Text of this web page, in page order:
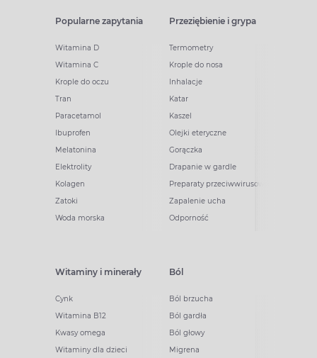
Popularne zapytania
Witamina D
Witamina C
Krople do oczu
Tran
Paracetamol
Ibuprofen
Melatonina
Elektrolity
Kolagen
Zatoki
Woda morska
Przeziębienie i grypa
Termometry
Krople do nosa
Inhalacje
Katar
Kaszel
Olejki eteryczne
Gorączka
Drapanie w gardle
Preparaty przeciwwirusowe
Zapalenie ucha
Odporność
Witaminy i minerały
Cynk
Witamina B12
Kwasy omega
Witaminy dla dzieci
Ból
Ból brzucha
Ból gardła
Ból głowy
Migrena